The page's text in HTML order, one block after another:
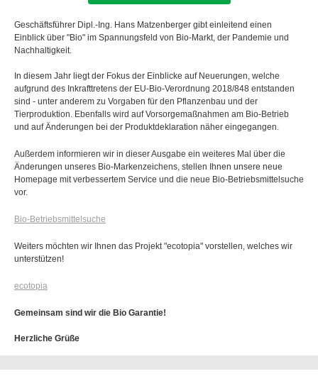
Geschäftsführer Dipl.-Ing. Hans Matzenberger gibt einleitend einen
Einblick über "Bio" im Spannungsfeld von Bio-Markt, der Pandemie und
Nachhaltigkeit.
In diesem Jahr liegt der Fokus der Einblicke auf Neuerungen, welche
aufgrund des Inkrafttretens der EU-Bio-Verordnung 2018/848 entstanden
sind - unter anderem zu Vorgaben für den Pflanzenbau und der
Tierproduktion. Ebenfalls wird auf Vorsorgemaßnahmen am Bio-Betrieb
und auf Änderungen bei der Produktdeklaration näher eingegangen.
Außerdem informieren wir in dieser Ausgabe ein weiteres Mal über die
Änderungen unseres Bio-Markenzeichens, stellen Ihnen unsere neue
Homepage mit verbessertem Service und die neue Bio-Betriebsmittelsuche
vor.
Bio-Betriebsmittelsuche
Weiters möchten wir Ihnen das Projekt "ecotopia" vorstellen, welches wir
unterstützen!
ecotopia
Gemeinsam sind wir die Bio Garantie!
Herzliche Grüße